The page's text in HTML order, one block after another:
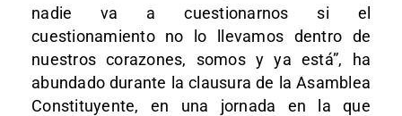
nadie va a cuestionarnos si el
cuestionamiento no lo llevamos dentro de
nuestros corazones, somos y ya está”, ha
abundado durante la clausura de la Asamblea
Constituyente, en una jornada en la que